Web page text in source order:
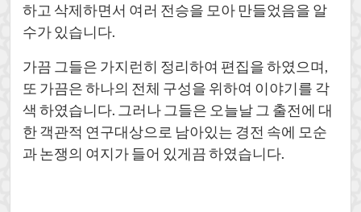
하고 삭제하면서 여러 전승을 모아 만들었음을 알
수가 있습니다.
가끔 그들은 가지런히 정리하여 편집을 하였으며,
또 가끔은 하나의 전체 구성을 위하여 이야기를 각
색 하였습니다. 그러나 그들은 오늘날 그 출전에 대
한 객관적 연구대상으로 남아있는 경전 속에 모순
과 논쟁의 여지가 들어 있게끔 하였습니다.